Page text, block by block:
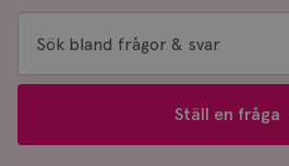
Sök
bland
&
Ställ en fråga